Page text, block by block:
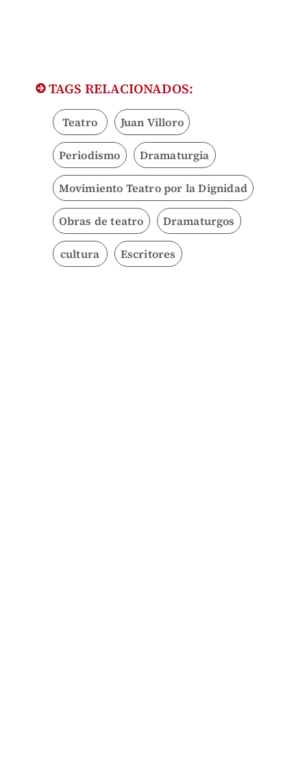
TAGS RELACIONADOS:
Teatro Juan Villoro
Periodismo Dramaturgia
Movimiento Teatro por la Dignidad
Obras de teatro Dramaturgos
cultura Escritores